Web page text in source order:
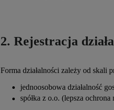
2. Rejestracja
Forma działalności zależy od skali
jednoosobowa działalność
spółka z o.o. (lepsza